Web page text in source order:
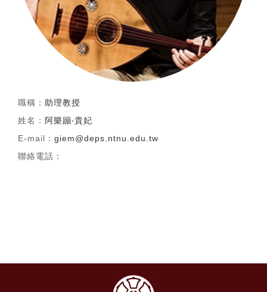
職稱： 助理教授
姓名： 阿樂蹦‧貴妃
E-mail： giem@deps.ntnu.edu.tw
聯絡電話：